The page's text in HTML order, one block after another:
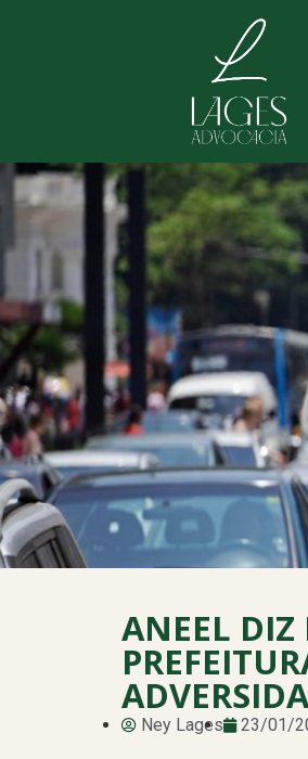
ANEEL DIZ
Ney Lages 23/01/